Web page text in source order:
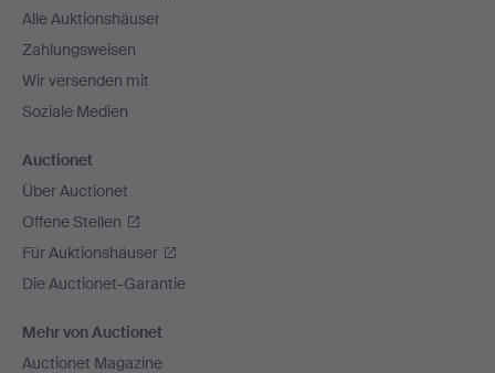
Alle Auktionshäuser
Zahlungsweisen
Wir versenden mit
Soziale Medien
Auctionet
Über Auctionet
Offene Stellen
Für Auktionshäuser
Die Auctionet-Garantie
Mehr von Auctionet
Auctionet Magazine